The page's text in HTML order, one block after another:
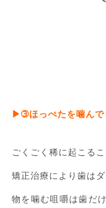
▶➂ほっぺたを噛んで
ごくごく稀に起こるこ
矯正治療により歯は
物を噛む咀嚼は歯だ